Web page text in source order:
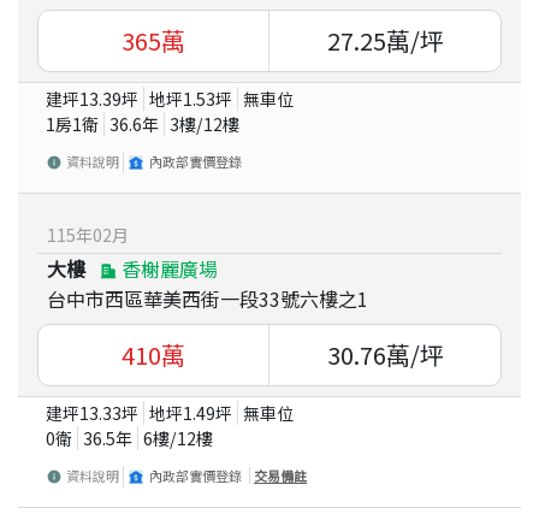
365萬 27.25萬/坪
建坪13.39坪 地坪1.53坪 無車位
1房1衛 36.6年 3樓/12樓
資料說明 內政部實價登錄
115年02月
大樓
香榭麗廣場
台中市西區華美西街一段33號六樓之1
410萬 30.76萬/坪
建坪13.33坪 地坪1.49坪 無車位
0衛 36.5年 6樓/12樓
資料說明 內政部實價登錄 交易備註